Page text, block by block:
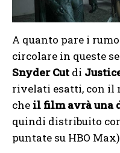
A quanto pare i
circolare in queste
Snyder Cut di
rivelati esatti, con il
che il film avrà una
quindi distribuito
puntate su HBO